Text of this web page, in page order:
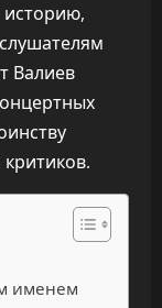
историю,
Валиев
именем